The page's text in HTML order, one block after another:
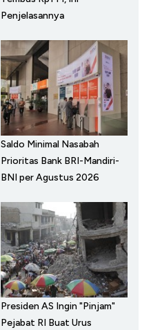
Penjelasannya
Saldo Minimal Nasabah
Prioritas Bank BRI-Mandiri-
BNI per Agustus 2026
Presiden AS Ingin "Pinjam"
Pejabat RI Buat Urus